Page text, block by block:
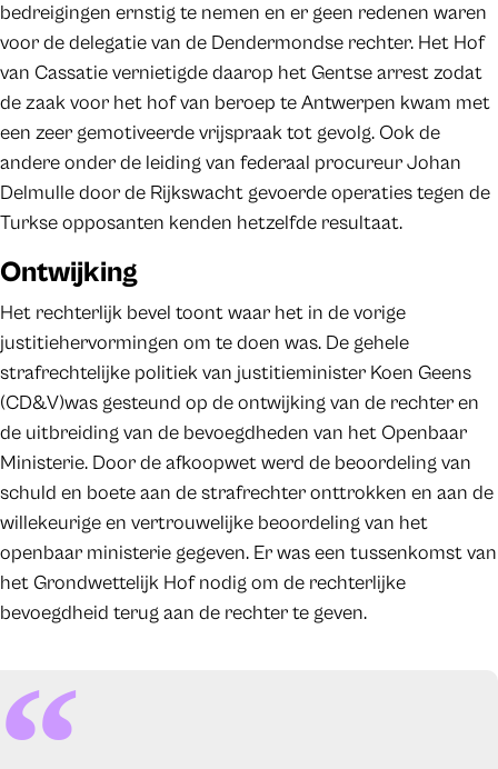
bedreigingen ernstig te nemen en er geen redenen waren
voor de delegatie van de Dendermondse rechter. Het Hof
van Cassatie vernietigde daarop het Gentse arrest zodat
de zaak voor het hof van beroep te Antwerpen kwam met
een zeer gemotiveerde vrijspraak tot gevolg. Ook de
andere onder de leiding van federaal procureur Johan
Delmulle door de Rijkswacht gevoerde operaties tegen de
Turkse opposanten kenden hetzelfde resultaat.
Ontwijking
Het rechterlijk bevel toont waar het in de vorige
justitiehervormingen om te doen was. De gehele
strafrechtelijke politiek van justitieminister Koen Geens
(CD&V)was gesteund op de ontwijking van de rechter en
de uitbreiding van de bevoegdheden van het Openbaar
Ministerie. Door de afkoopwet werd de beoordeling van
schuld en boete aan de strafrechter onttrokken en aan de
willekeurige en vertrouwelijke beoordeling van het
openbaar ministerie gegeven. Er was een tussenkomst van
het Grondwettelijk Hof nodig om de rechterlijke
bevoegdheid terug aan de rechter te geven.